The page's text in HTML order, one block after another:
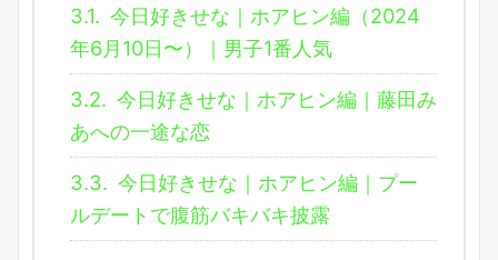
3.1. 今日好きせな｜ホアヒン編（2024
年6月10日〜）｜男子1番人気
3.2. 今日好きせな｜ホアヒン編｜藤田み
あへの一途な恋
3.3. 今日好きせな｜ホアヒン編｜プー
ルデートで腹筋バキバキ披露